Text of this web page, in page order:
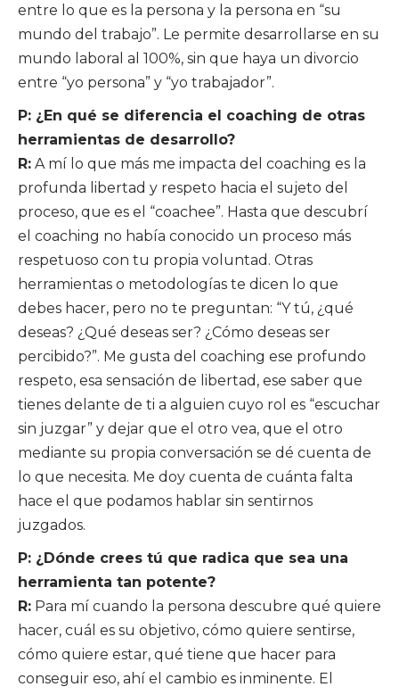
entre lo que es la persona y la persona en “su
mundo del trabajo”. Le permite desarrollarse en su
mundo laboral al 100%, sin que haya un divorcio
entre “yo persona” y “yo trabajador”.
P: ¿En qué se diferencia el coaching de otras
herramientas de desarrollo?
R: A mí lo que más me impacta del coaching es la
profunda libertad y respeto hacia el sujeto del
proceso, que es el “coachee”. Hasta que descubrí
el coaching no había conocido un proceso más
respetuoso con tu propia voluntad. Otras
herramientas o metodologías te dicen lo que
debes hacer, pero no te preguntan: “Y tú, ¿qué
deseas? ¿Qué deseas ser? ¿Cómo deseas ser
percibido?”. Me gusta del coaching ese profundo
respeto, esa sensación de libertad, ese saber que
tienes delante de ti a alguien cuyo rol es “escuchar
sin juzgar” y dejar que el otro vea, que el otro
mediante su propia conversación se dé cuenta de
lo que necesita. Me doy cuenta de cuánta falta
hace el que podamos hablar sin sentirnos
juzgados.
P: ¿Dónde crees tú que radica que sea una
herramienta tan potente?
R: Para mí cuando la persona descubre qué quiere
hacer, cuál es su objetivo, cómo quiere sentirse,
cómo quiere estar, qué tiene que hacer para
conseguir eso, ahí el cambio es inminente. El